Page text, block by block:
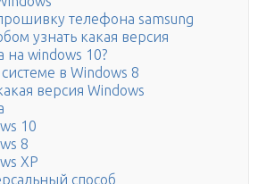
телефона samsung
узнать какая версия
на windows 10?
в Windоws 8
версия Windows
10
8
XP
способ